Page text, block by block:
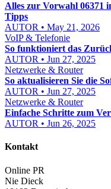
Alles zur Vorwahl 06371
Tipps
AUTOR • May 21, 2026
VoIP & Telefonie
So funktioniert das
AUTOR • Jun 27, 2025
Netzwerke & Router
So aktualisieren Sie die
AUTOR • Jun 27, 2025
Netzwerke & Router
Einfache Schritte zum
AUTOR • Jun 26, 2025
Kontakt
Online PR
Nie Dieck